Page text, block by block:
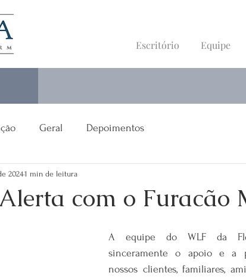
Escritório Equipe
Geral Depoimentos
com o Furacão
20241 min de leitura
A equipe do WLF da
sinceramente o apoio e a
nossos clientes, familiares,